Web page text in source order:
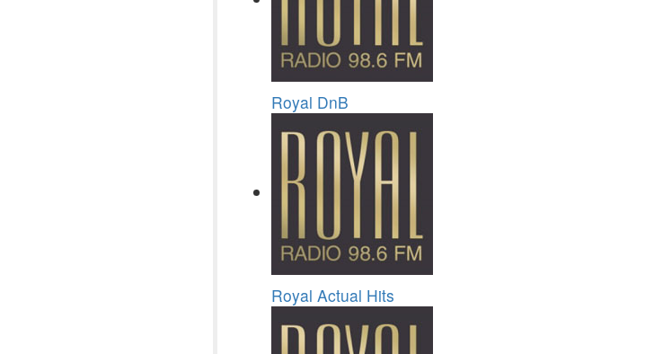
Royal DnB
Royal Actual Hits